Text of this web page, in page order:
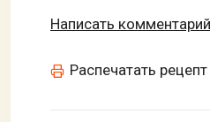
Написать
Распечатать рецепт